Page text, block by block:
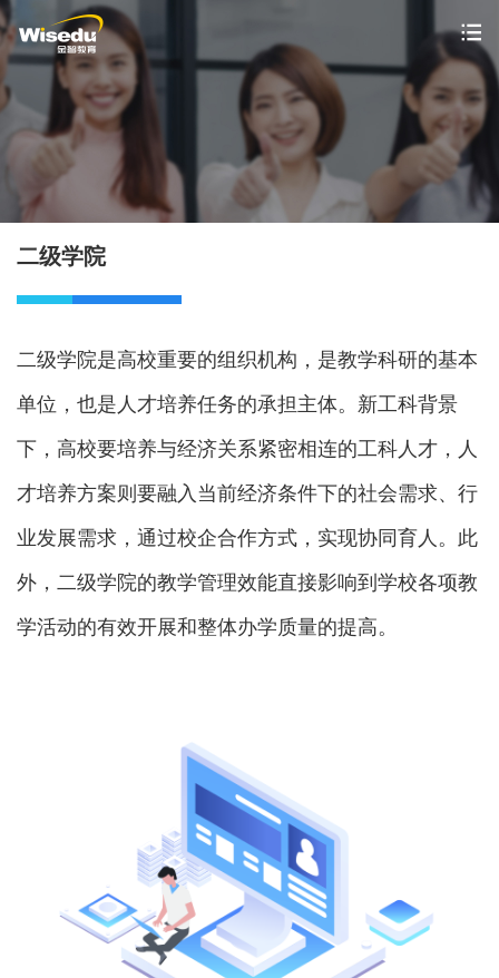
首页
产品服务
解决方案
关于金智
联系我们
二级学院
二级学院是高校重要的组织机构，是教学科研的基本
单位，也是人才培养任务的承担主体。新工科背景
下，高校要培养与经济关系紧密相连的工科人才，人
才培养方案则要融入当前经济条件下的社会需求、行
业发展需求，通过校企合作方式，实现协同育人。此
外，二级学院的教学管理效能直接影响到学校各项教
学活动的有效开展和整体办学质量的提高。